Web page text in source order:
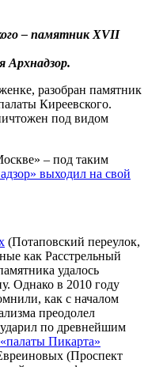
– памятник XVII
Архнадзор.
разобран памятник
Киреевского.
под видом
– под таким
выходил на свой
(Потаповский переулок,
как Расстрельный
удалось
Однако в 2010 году
как с началом
преодолел
по древнейшим
«палаты Пикарта»
(Проспект